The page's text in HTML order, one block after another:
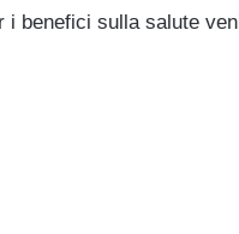
i benefici sulla salute